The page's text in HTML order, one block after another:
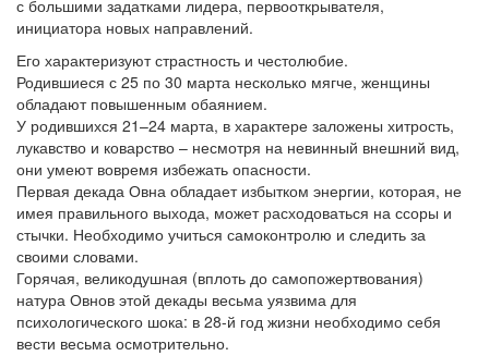
с большими задатками лидера, первооткрывателя,
инициатора новых направлений.
Его характеризуют страстность и честолюбие.
Родившиеся с 25 по 30 марта несколько мягче, женщины
обладают повышенным обаянием.
У родившихся 21–24 марта, в характере заложены хитрость,
лукавство и коварство – несмотря на невинный внешний вид,
они умеют вовремя избежать опасности.
Первая декада Овна обладает избытком энергии, которая, не
имея правильного выхода, может расходоваться на ссоры и
стычки. Необходимо учиться самоконтролю и следить за
своими словами.
Горячая, великодушная (вплоть до самопожертвования)
натура Овнов этой декады весьма уязвима для
психологического шока: в 28-й год жизни необходимо себя
вести весьма осмотрительно.